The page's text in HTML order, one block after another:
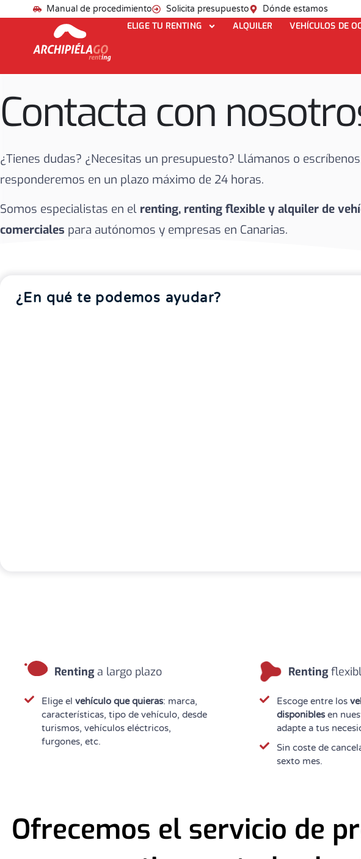
Manual de procedimiento Solicita presupuesto Dónde estamos
ELIGE TU RENTING ALQUILER VEHÍCULOS DE
Contacta con
¿Tienes dudas? ¿Necesitas un presupuesto? Llámanos o
responderemos en un plazo máximo de 24 horas.
Somos especialistas en el renting, renting flexible y alquiler de
comerciales para autónomos y empresas en Canarias.
¿En qué te podemos ayudar?
Rentinga largo plazo
Elige el vehículo que quieras: marca,
características, tipo de vehículo, desde
turismos, vehículos eléctricos,
furgones, etc.
Renting
Escoge entre los
disponiblesen
adapte a tus
Sin coste de
sexto mes.
Ofrecemos el servicio de